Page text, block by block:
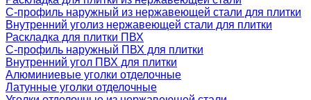
С-профиль наружный из нержавеющей стали для плитки
Внутренний уголиз нержавеющей стали для плитки
Раскладка для плитки ПВХ
С-профиль наружный ПВХ для плитки
Внутренний угол ПВХ для плитки
Алюминиевые уголки отделочные
Латунные уголки отделочные